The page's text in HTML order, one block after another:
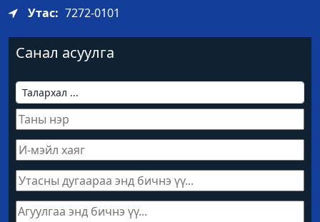
Утас: 7272-0101
Санал асуулга